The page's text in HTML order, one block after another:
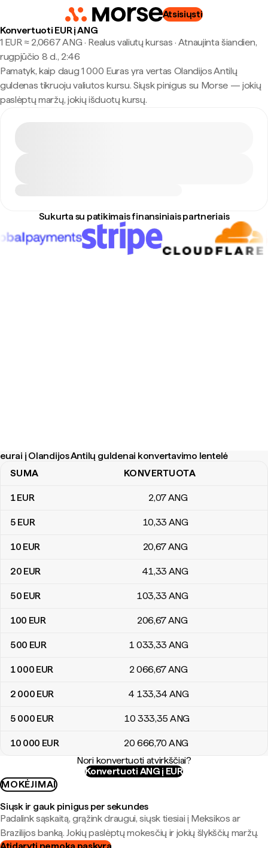
Atsisiųsti
Konvertuoti EUR į ANG
1 EUR ≈ 2,0667 ANG · Realus valiutų kursas · Atnaujinta šiandien,
rugpjūčio 8 d., 2:46
Pamatyk, kaip daug 1 000 Euras yra vertas Olandijos Antilų
guldenas tikruoju valiutos kursu. Siųsk pinigus su Morse — jokių
paslėptų maržų, jokių išduotų kursų.
Sukurta su patikimais finansiniais partneriais
eurai į Olandijos Antilų guldenai konvertavimo lentelė
eurai į Olandijos Antilų guldenai konvertavimo lentelė
SUMA KONVERTUOTA
1EUR 2,07ANG
5 EUR 10,33 ANG
10 EUR 20,67ANG
20 EUR 41,33 ANG
50 EUR 103,33 ANG
100 EUR 206,67ANG
500 EUR 1 033,33 ANG
1 000 EUR 2 066,67ANG
2 000 EUR 4 133,34 ANG
5 000 EUR 10 333,35 ANG
10 000 EUR 20 666,70 ANG
Nori konvertuoti atvirkščiai?
Konvertuoti ANG į EUR
MOKĖJIMAI
Siųsk ir gauk pinigus per sekundes
Padalink sąskaitą, grąžink draugui, siųsk tiesiai į Meksikos ar
Brazilijos banką. Jokių paslėptų mokesčių ir jokių šlykščių maržų.